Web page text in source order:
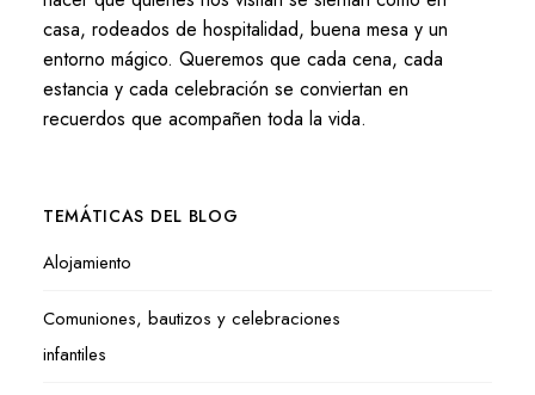
casa, rodeados de hospitalidad, buena mesa y un
entorno mágico. Queremos que cada cena, cada
estancia y cada celebración se conviertan en
recuerdos que acompañen toda la vida.
TEMÁTICAS DEL BLOG
Alojamiento
Comuniones, bautizos y celebraciones
infantiles